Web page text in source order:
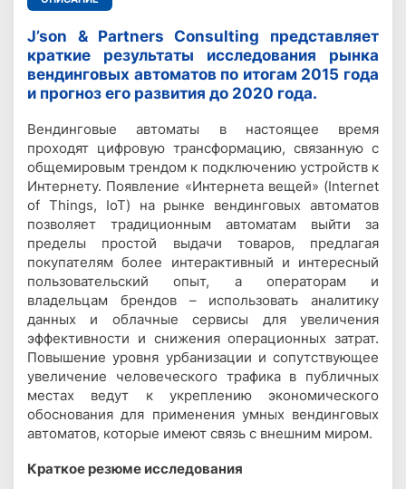
J’son & Partners Consulting представляет
краткие результаты исследования рынка
вендинговых автоматов по итогам 2015 года
и прогноз его развития до 2020 года.
Вендинговые автоматы в настоящее время
проходят цифровую трансформацию, связанную с
общемировым трендом к подключению устройств к
Интернету. Появление «Интернета вещей» (Internet
of Things, IoT) на рынке вендинговых автоматов
позволяет традиционным автоматам выйти за
пределы простой выдачи товаров, предлагая
покупателям более интерактивный и интересный
пользовательский опыт, а операторам и
владельцам брендов – использовать аналитику
данных и облачные сервисы для увеличения
эффективности и снижения операционных затрат.
Повышение уровня урбанизации и сопутствующее
увеличение человеческого трафика в публичных
местах ведут к укреплению экономического
обоснования для применения умных вендинговых
автоматов, которые имеют связь с внешним миром.
Краткое резюме исследования